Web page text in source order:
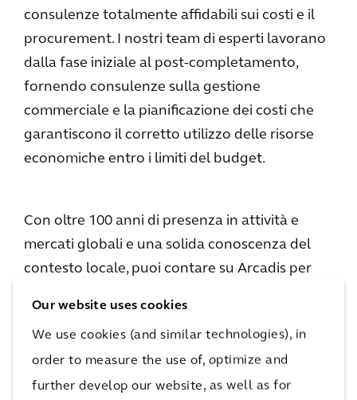
Our website uses cookies
We use cookies (and similar technologies), in
order to measure the use of, optimize and
further develop our website, as well as for
consulenze totalmente affidabili sui costi e il
procurement. I nostri team di esperti lavorano
dalla fase iniziale al post-completamento,
fornendo consulenze sulla gestione
commerciale e la pianificazione dei costi che
garantiscono il corretto utilizzo delle risorse
economiche entro i limiti del budget.
Con oltre 100 anni di presenza in attività e
mercati globali e una solida conoscenza del
contesto locale, puoi contare su Arcadis per
ecocompatibile per molti anni a venire. Il
nostro International Construction Costs Index
(indice ICC) mostra i costi di costruzione